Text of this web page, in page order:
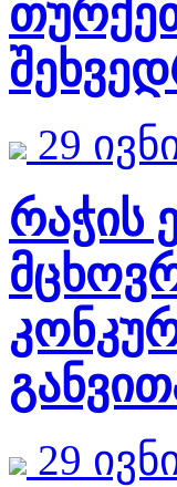
29
რაჭის
29